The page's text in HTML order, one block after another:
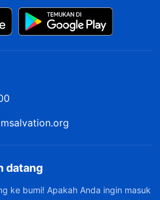
datang
ke bumi! Apakah Anda ingin masuk